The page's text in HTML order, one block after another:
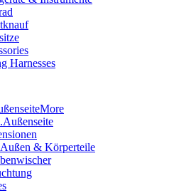
Harnesses
More
Außenseite
& Körperteile